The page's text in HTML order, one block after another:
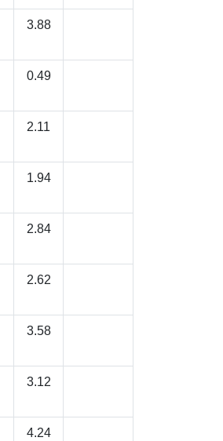
3.88
0.49
2.11
1.94
2.84
2.62
3.58
3.12
4.24